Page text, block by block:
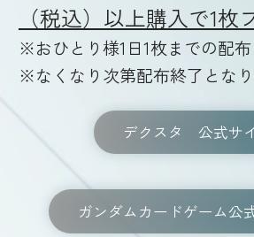
（税込）以上購入で1枚
※おひとり様1日1枚までの配布
※なくなり次第配布終了となり
デクスタ 公式サ
ガンダムカードゲーム公